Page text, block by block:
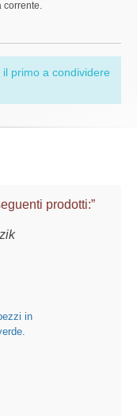
corrente.
primo a condividere
prodotti:”